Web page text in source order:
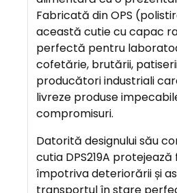
E
R
E
A
V
A
N
A
J
Fabricată din OPS
această cutie cu capac
perfectă pentru
cofetărie, brutării,
producători industriali
livreze produse
compromisuri.
Datorită designului său
cutia DPS219A
împotriva deteriorării și